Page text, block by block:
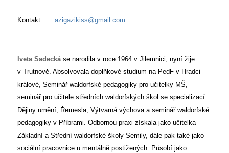
Kontakt: azigazikiss@gmail.com
Iveta Sadecká se narodila v roce 1964 v Jilemnici, nyní žije
v Trutnově. Absolvovala doplňkové studium na PedF v Hradci
králové, Seminář waldorfské pedagogiky pro učitelky MŠ,
seminář pro učitele středních waldorfských škol se specializací:
Dějiny umění, Řemesla, Výtvarná výchova a seminář waldorfské
pedagogiky v Příbrami. Odbornou praxi získala jako učitelka
Základní a Střední waldorfské školy Semily, dále pak také jako
sociální pracovnice u mentálně postižených. Působí jako